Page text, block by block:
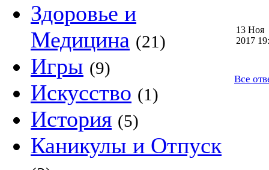
Здоровье и
Медицина (21)
Игры (9)
Искусство (1)
История (5)
Каникулы и Отпуск
13 Ноя
2017
Все